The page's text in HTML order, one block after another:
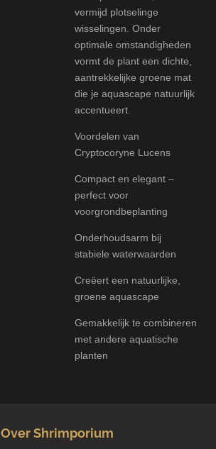
vermijd plotselinge
wisselingen. Onder
optimale omstandigheden
vormt de plant een dichte,
aantrekkelijke groene mat
die je aquascape natuurlijk
accentueert.
Voordelen van
Cryptocoryne Lucens
Compact en elegant –
perfect voor
voorgrondbeplanting
Onderhoudsarm bij
stabiele waterwaarden
Creëert een natuurlijke,
groene aquascape
Gemakkelijk te combineren
met andere aquatische
planten
Over Shrimporium